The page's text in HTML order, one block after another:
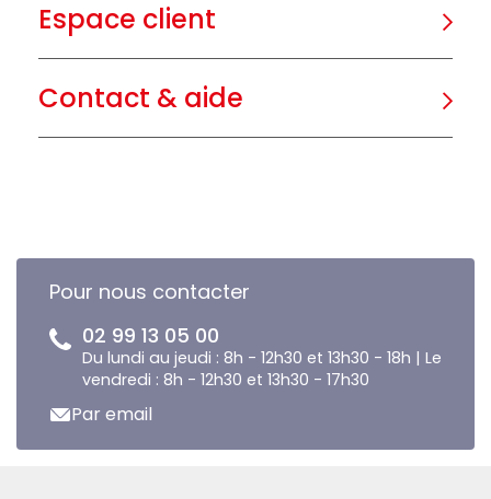
Espace client
Contact & aide
Pour nous contacter
02 99 13 05 00
Du lundi au jeudi : 8h - 12h30 et 13h30 - 18h | Le
vendredi : 8h - 12h30 et 13h30 - 17h30
Par email